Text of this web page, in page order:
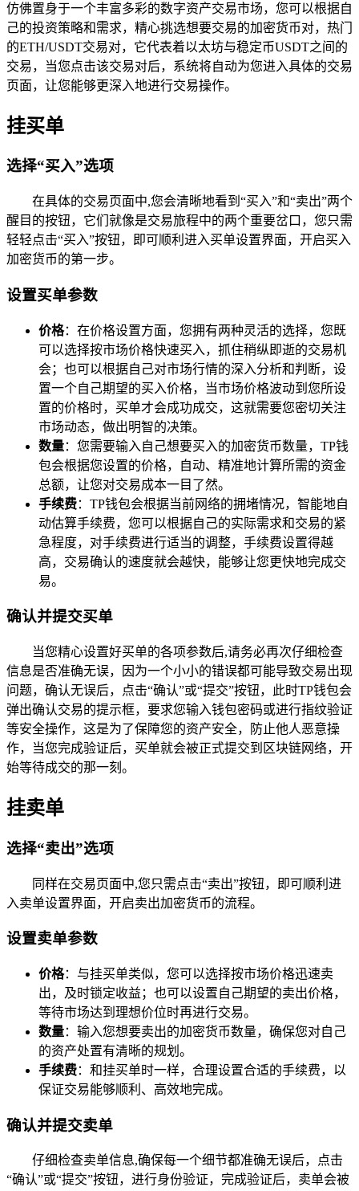
仿佛置身于一个丰富多彩的数字资产交易市场，您可以根据自
己的投资策略和需求，精心挑选想要交易的加密货币对，热门
的ETH/USDT交易对，它代表着以太坊与稳定币USDT之间的
交易，当您点击该交易对后，系统将自动为您进入具体的交易
页面，让您能够更深入地进行交易操作。
挂买单
选择“买入”选项
在具体的交易页面中,您会清晰地看到“买入”和“卖出”两个
醒目的按钮，它们就像是交易旅程中的两个重要岔口，您只需
轻轻点击“买入”按钮，即可顺利进入买单设置界面，开启买入
加密货币的第一步。
设置买单参数
价格：在价格设置方面，您拥有两种灵活的选择，您既
可以选择按市场价格快速买入，抓住稍纵即逝的交易机
会；也可以根据自己对市场行情的深入分析和判断，设
置一个自己期望的买入价格，当市场价格波动到您所设
置的价格时，买单才会成功成交，这就需要您密切关注
市场动态，做出明智的决策。
数量：您需要输入自己想要买入的加密货币数量，TP钱
包会根据您设置的价格，自动、精准地计算所需的资金
总额，让您对交易成本一目了然。
手续费：TP钱包会根据当前网络的拥堵情况，智能地自
动估算手续费，您可以根据自己的实际需求和交易的紧
急程度，对手续费进行适当的调整，手续费设置得越
高，交易确认的速度就会越快，能够让您更快地完成交
易。
确认并提交买单
当您精心设置好买单的各项参数后,请务必再次仔细检查
信息是否准确无误，因为一个小小的错误都可能导致交易出现
问题，确认无误后，点击“确认”或“提交”按钮，此时TP钱包会
弹出确认交易的提示框，要求您输入钱包密码或进行指纹验证
等安全操作，这是为了保障您的资产安全，防止他人恶意操
作，当您完成验证后，买单就会被正式提交到区块链网络，开
始等待成交的那一刻。
挂卖单
选择“卖出”选项
同样在交易页面中,您只需点击“卖出”按钮，即可顺利进
入卖单设置界面，开启卖出加密货币的流程。
设置卖单参数
价格：与挂买单类似，您可以选择按市场价格迅速卖
出，及时锁定收益；也可以设置自己期望的卖出价格，
等待市场达到理想价位时再进行交易。
数量：输入您想要卖出的加密货币数量，确保您对自己
的资产处置有清晰的规划。
手续费：和挂买单时一样，合理设置合适的手续费，以
保证交易能够顺利、高效地完成。
确认并提交卖单
仔细检查卖单信息,确保每一个细节都准确无误后，点击
“确认”或“提交”按钮，进行身份验证，完成验证后，卖单会被